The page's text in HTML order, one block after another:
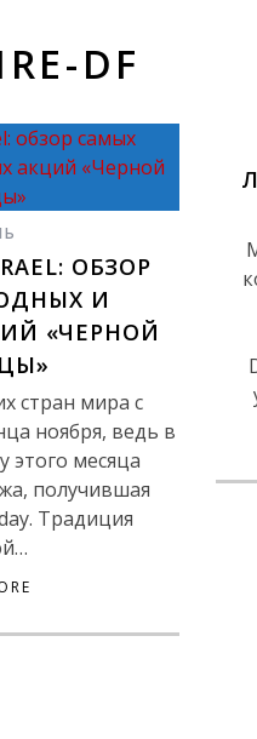
DF
ОБЗОР
И
«ЧЕРНОЙ
стран мира с
ноября, ведь в
этого месяца
получившая
Традиция